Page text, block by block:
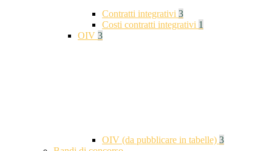
Contratti integrativi 3
Costi contratti integrativi 1
OIV 3
OIV (da pubblicare in tabelle) 3